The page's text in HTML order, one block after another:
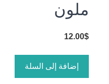
ملون
12.00$
إضافة إلى السلة